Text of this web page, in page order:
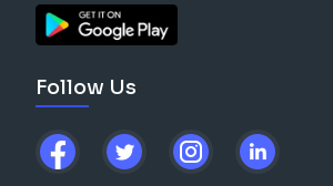
Follow Us